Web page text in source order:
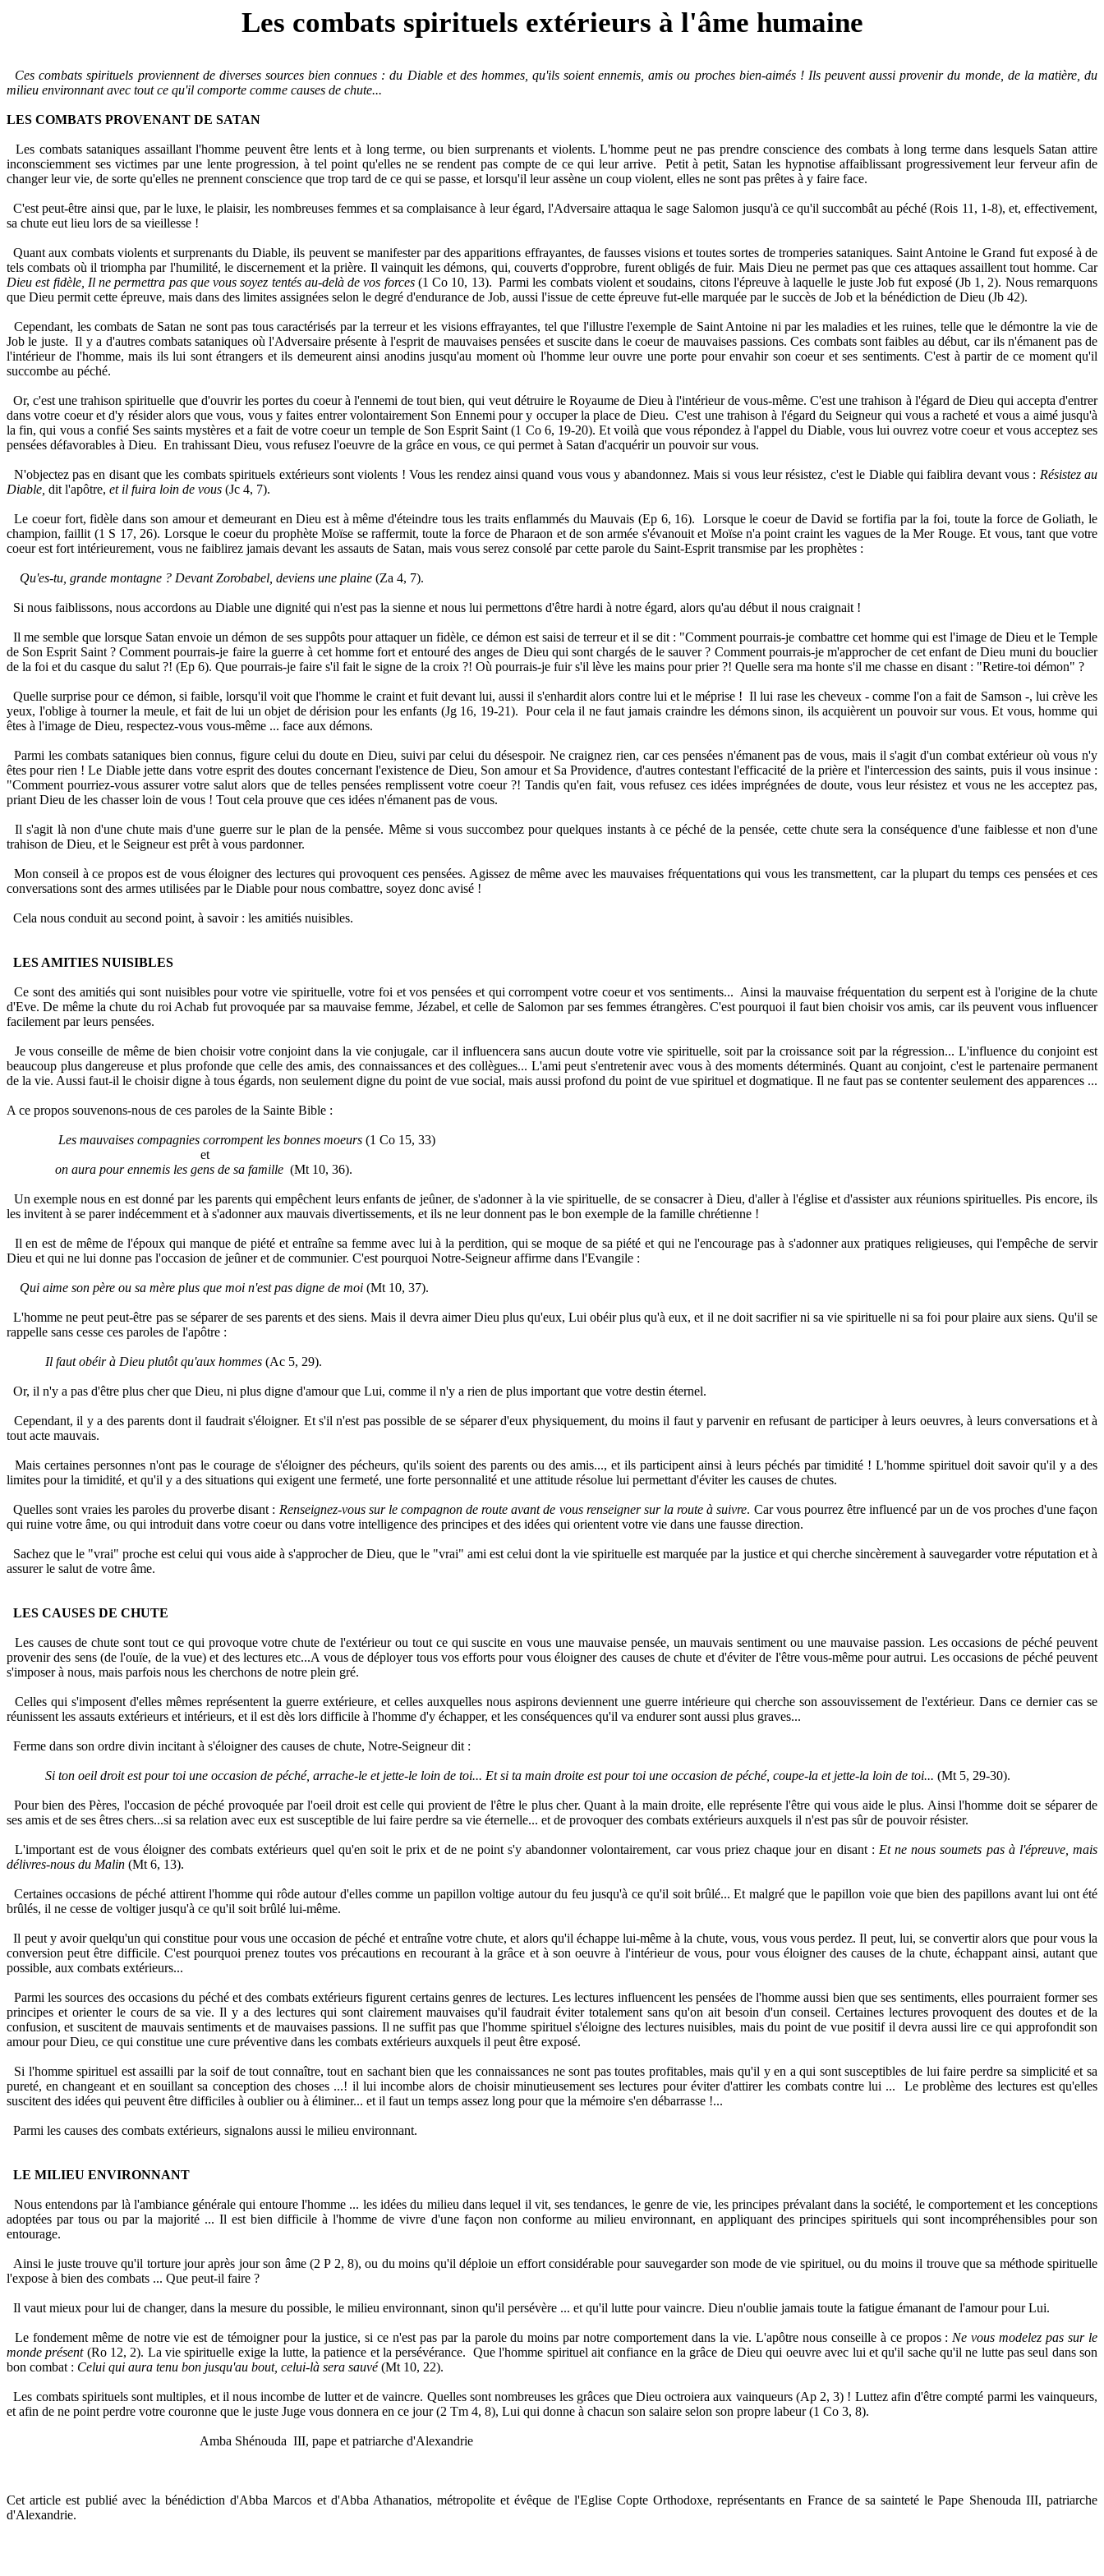
Les combats spirituels extérieurs à l'âme humaine
Ces combats spirituels proviennent de diverses sources bien connues : du Diable et des hommes, qu'ils soient ennemis, amis ou proches bien-aimés ! Ils peuvent aussi provenir du monde, de la matière, du
milieu environnant avec tout ce qu'il comporte comme causes de chute...
LES COMBATS PROVENANT DE SATAN
Les combats sataniques assaillant l'homme peuvent être lents et à long terme, ou bien surprenants et violents. L'homme peut ne pas prendre conscience des combats à long terme dans lesquels Satan attire
inconsciemment ses victimes par une lente progression, à tel point qu'elles ne se rendent pas compte de ce qui leur arrive.
Petit à petit, Satan les hypnotise affaiblissant progressivement leur ferveur afin de
changer leur vie, de sorte qu'elles ne prennent conscience que trop tard de ce qui se passe, et lorsqu'il leur assène un coup violent, elles ne sont pas prêtes à y faire face.
C'est peut-être ainsi que, par le luxe, le plaisir, les nombreuses femmes et sa complaisance à leur égard, l'Adversaire attaqua le sage Salomon jusqu'à ce qu'il succombât au péché (Rois 11, 1-8), et, effectivement,
sa chute eut lieu lors de sa vieillesse !
Quant aux combats violents et surprenants du Diable, ils peuvent se manifester par des apparitions effrayantes, de fausses visions et toutes sortes de tromperies sataniques. Saint Antoine le Grand fut exposé à de
tels combats où il triompha par l'humilité, le discernement et la prière. Il vainquit les démons, qui, couverts d'opprobre, furent obligés de fuir. Mais Dieu ne permet pas que ces attaques assaillent tout homme. Car
Dieu est fidèle, Il ne permettra pas que vous soyez tentés au-delà de vos forces(1 Co 10, 13). Parmi les combats violent et soudains, citons l'épreuve à laquelle le juste Job fut exposé (Jb 1, 2). Nous remarquons
que Dieu permit cette épreuve, mais dans des limites assignées selon le degré d'endurance de Job, aussi l'issue de cette épreuve fut-elle marquée par le succès de Job et la bénédiction de Dieu (Jb 42).
Cependant, les combats de Satan ne sont pas tous caractérisés par la terreur et les visions effrayantes, tel que l'illustre l'exemple de Saint Antoine ni par les maladies et les ruines, telle que le démontre la vie de
Job le juste. Il y a d'autres combats sataniques où l'Adversaire présente à l'esprit de mauvaises pensées et suscite dans le coeur de mauvaises passions. Ces combats sont faibles au début, car ils n'émanent pas de
l'intérieur de l'homme, mais ils lui sont étrangers et ils demeurent ainsi anodins jusqu'au moment où l'homme leur ouvre une porte pour envahir son coeur et ses sentiments. C'est à partir de ce moment qu'il
succombe au péché.
Or, c'est une trahison spirituelle que d'ouvrir les portes du coeur à l'ennemi de tout bien, qui veut détruire le Royaume de Dieu à l'intérieur de vous-même. C'est une trahison à l'égard de Dieu qui accepta d'entrer
dans votre coeur et d'y résider alors que vous, vous y faites entrer volontairement Son Ennemi pour y occuper la place de Dieu. C'est une trahison à l'égard du Seigneur qui vous a racheté et vous a aimé jusqu'à
la fin, qui vous a confié Ses saints mystères et a fait de votre coeur un temple de Son Esprit Saint (1 Co 6, 19-20). Et voilà que vous répondez à l'appel du Diable, vous lui ouvrez votre coeur et vous acceptez ses
pensées défavorables à Dieu. En trahissant Dieu, vous refusez l'oeuvre de la grâce en vous, ce qui permet à Satan d'acquérir un pouvoir sur vous.
N'objectez pas en disant que les combats spirituels extérieurs sont violents ! Vous les rendez ainsi quand vous vous y abandonnez. Mais si vous leur résistez, c'est le Diable qui faiblira devant vous : Résistez au
Diable, dit l'apôtre, et il fuira loin de vous (Jc 4, 7).
Le coeur fort, fidèle dans son amour et demeurant en Dieu est à même d'éteindre tous les traits enflammés du Mauvais (Ep 6, 16).
Lorsque le coeur de David se fortifia par la foi, toute la force de Goliath, le
champion, faillit (1 S 17, 26). Lorsque le coeur du prophète Moïse se raffermit, toute la force de Pharaon et de son armée s'évanouit et Moïse n'a point craint les vagues de la Mer Rouge. Et vous, tant que votre
coeur est fort intérieurement, vous ne faiblirez jamais devant les assauts de Satan, mais vous serez consolé par cette parole du Saint-Esprit transmise par les prophètes :
Qu'es-tu, grande montagne ? Devant Zorobabel, deviens une plaine (Za 4, 7).
Si nous faiblissons, nous accordons au Diable une dignité qui n'est pas la sienne et nous lui permettons d'être hardi à notre égard, alors qu'au début il nous craignait !
Il me semble que lorsque Satan envoie un démon de ses suppôts pour attaquer un fidèle, ce démon est saisi de terreur et il se dit : "Comment pourrais-je combattre cet homme qui est l'image de Dieu et le Temple
de Son Esprit Saint ? Comment pourrais-je faire la guerre à cet homme fort et entouré des anges de Dieu qui sont chargés de le sauver ? Comment pourrais-je m'approcher de cet enfant de Dieu muni du bouclier
de la foi et du casque du salut ?! (Ep 6). Que pourrais-je faire s'il fait le signe de la croix ?! Où pourrais-je fuir s'il lève les mains pour prier ?! Quelle sera ma honte s'il me chasse en disant : "Retire-toi démon" ?
Quelle surprise pour ce démon, si faible, lorsqu'il voit que l'homme le craint et fuit devant lui, aussi il s'enhardit alors contre lui et le méprise ! Il lui rase les cheveux - comme l'on a fait de Samson -, lui crève les
yeux, l'oblige à tourner la meule, et fait de lui un objet de dérision pour les enfants (Jg 16, 19-21). Pour cela il ne faut jamais craindre les démons sinon, ils acquièrent un pouvoir sur vous. Et vous, homme qui
êtes à l'image de Dieu, respectez-vous vous-même ... face aux démons.
Parmi les combats sataniques bien connus, figure celui du doute en Dieu, suivi par celui du désespoir. Ne craignez rien, car ces pensées n'émanent pas de vous, mais il s'agit d'un combat extérieur où vous n'y
êtes pour rien ! Le Diable jette dans votre esprit des doutes concernant l'existence de Dieu, Son amour et Sa Providence, d'autres contestant l'efficacité de la prière et l'intercession des saints, puis il vous insinue :
"Comment pourriez-vous assurer votre salut alors que de telles pensées remplissent votre coeur ?! Tandis qu'en fait, vous refusez ces idées imprégnées de doute, vous leur résistez et vous ne les acceptez pas,
priant Dieu de les chasser loin de vous ! Tout cela prouve que ces idées n'émanent pas de vous.
Il s'agit là non d'une chute mais d'une guerre sur le plan de la pensée. Même si vous succombez pour quelques instants à ce péché de la pensée, cette chute sera la conséquence d'une faiblesse et non d'une
trahison de Dieu, et le Seigneur est prêt à vous pardonner.
Mon conseil à ce propos est de vous éloigner des lectures qui provoquent ces pensées. Agissez de même avec les mauvaises fréquentations qui vous les transmettent, car la plupart du temps ces pensées et ces
conversations sont des armes utilisées par le Diable pour nous combattre, soyez donc avisé !
Cela nous conduit au second point, à savoir : les amitiés nuisibles.
LES AMITIES NUISIBLES
Ce sont des amitiés qui sont nuisibles pour votre vie spirituelle, votre foi et vos pensées et qui corrompent votre coeur et vos sentiments... Ainsi la mauvaise fréquentation du serpent est à l'origine de la chute
d'Eve. De même la chute du roi Achab fut provoquée par sa mauvaise femme, Jézabel, et celle de Salomon par ses femmes étrangères. C'est pourquoi il faut bien choisir vos amis, car ils peuvent vous influencer
facilement par leurs pensées.
Je vous conseille de même de bien choisir votre conjoint dans la vie conjugale, car il influencera sans aucun doute votre vie spirituelle, soit par la croissance soit par la régression... L'influence du conjoint est
beaucoup plus dangereuse et plus profonde que celle des amis, des connaissances et des collègues... L'ami peut s'entretenir avec vous à des moments déterminés. Quant au conjoint, c'est le partenaire permanent
de la vie. Aussi faut-il le choisir digne à tous égards, non seulement digne du point de vue social, mais aussi profond du point de vue spirituel et dogmatique. Il ne faut pas se contenter seulement des apparences ...
A ce propos souvenons-nous de ces paroles de la Sainte Bible :
Les mauvaises compagnies corrompent les bonnes moeurs (1 Co 15, 33)
et
on aura pour ennemis les gens de sa famille (Mt 10, 36).
Un exemple nous en est donné par les parents qui empêchent leurs enfants de jeûner, de s'adonner à la vie spirituelle, de se consacrer à Dieu, d'aller à l'église et d'assister aux réunions spirituelles. Pis encore, ils
les invitent à se parer indécemment et à s'adonner aux mauvais divertissements, et ils ne leur donnent pas le bon exemple de la famille chrétienne !
Il en est de même de l'époux qui manque de piété et entraîne sa femme avec lui à la perdition, qui se moque de sa piété et qui ne l'encourage pas à s'adonner aux pratiques religieuses, qui l'empêche de servir
Dieu et qui ne lui donne pas l'occasion de jeûner et de communier. C'est pourquoi Notre-Seigneur affirme dans l'Evangile :
Qui aime son père ou sa mère plus que moi n'est pas digne de moi (Mt 10, 37).
L'homme ne peut peut-être pas se séparer de ses parents et des siens. Mais il devra aimer Dieu plus qu'eux, Lui obéir plus qu'à eux, et il ne doit sacrifier ni sa vie spirituelle ni sa foi pour plaire aux siens. Qu'il se
rappelle sans cesse ces paroles de l'apôtre :
Il faut obéir à Dieu plutôt qu'aux hommes (Ac 5, 29).
Or, il n'y a pas d'être plus cher que Dieu, ni plus digne d'amour que Lui, comme il n'y a rien de plus important que votre destin éternel.
Cependant, il y a des parents dont il faudrait s'éloigner. Et s'il n'est pas possible de se séparer d'eux physiquement, du moins il faut y parvenir en refusant de participer à leurs oeuvres, à leurs conversations et à
tout acte mauvais.
Mais certaines personnes n'ont pas le courage de s'éloigner des pécheurs, qu'ils soient des parents ou des amis..., et ils participent ainsi à leurs péchés par timidité ! L'homme spirituel doit savoir qu'il y a des
limites pour la timidité, et qu'il y a des situations qui exigent une fermeté, une forte personnalité et une attitude résolue lui permettant d'éviter les causes de chutes.
Quelles sont vraies les paroles du proverbe disant : Renseignez-vous sur le compagnon de route avant de vous renseigner sur la route à suivre. Car vous pourrez être influencé par un de vos proches d'une façon
qui ruine votre âme, ou qui introduit dans votre coeur ou dans votre intelligence des principes et des idées qui orientent votre vie dans une fausse direction.
Sachez que le "vrai" proche est celui qui vous aide à s'approcher de Dieu, que le "vrai" ami est celui dont la vie spirituelle est marquée par la justice et qui cherche sincèrement à sauvegarder votre réputation et à
assurer le salut de votre âme.
LES CAUSES DE CHUTE
Les causes de chute sont tout ce qui provoque votre chute de l'extérieur ou tout ce qui suscite en vous une mauvaise pensée, un mauvais sentiment ou une mauvaise passion. Les occasions de péché peuvent
provenir des sens (de l'ouïe, de la vue) et des lectures etc...A vous de déployer tous vos efforts pour vous éloigner des causes de chute et d'éviter de l'être vous-même pour autrui. Les occasions de péché peuvent
s'imposer à nous, mais parfois nous les cherchons de notre plein gré.
Celles qui s'imposent d'elles mêmes représentent la guerre extérieure, et celles auxquelles nous aspirons deviennent une guerre intérieure qui cherche son assouvissement de l'extérieur. Dans ce dernier cas se
réunissent les assauts extérieurs et intérieurs, et il est dès lors difficile à l'homme d'y échapper, et les conséquences qu'il va endurer sont aussi plus graves...
Ferme dans son ordre divin incitant à s'éloigner des causes de chute, Notre-Seigneur dit :
Si ton oeil droit est pour toi une occasion de péché, arrache-le et jette-le loin de toi... Et si ta main droite est pour toi une occasion de péché, coupe-la et jette-la loin de toi... (Mt 5, 29-30).
Pour bien des Pères, l'occasion de péché provoquée par l'oeil droit est celle qui provient de l'être le plus cher. Quant à la main droite, elle représente l'être qui vous aide le plus. Ainsi l'homme doit se séparer de
ses amis et de ses êtres chers...si sa relation avec eux est susceptible de lui faire perdre sa vie éternelle... et de provoquer des combats extérieurs auxquels il n'est pas sûr de pouvoir résister.
L'important est de vous éloigner des combats extérieurs quel qu'en soit le prix et de ne point s'y abandonner volontairement, car vous priez chaque jour en disant : Et ne nous soumets pas à l'épreuve, mais
délivres-nous du Malin (Mt 6, 13).
Certaines occasions de péché attirent l'homme qui rôde autour d'elles comme un papillon voltige autour du feu jusqu'à ce qu'il soit brûlé... Et malgré que le papillon voie que bien des papillons avant lui ont été
brûlés, il ne cesse de voltiger jusqu'à ce qu'il soit brûlé lui-même.
Il peut y avoir quelqu'un qui constitue pour vous une occasion de péché et entraîne votre chute, et alors qu'il échappe lui-même à la chute, vous, vous vous perdez. Il peut, lui, se convertir alors que pour vous la
conversion peut être difficile. C'est pourquoi prenez toutes vos précautions en recourant à la grâce et à son oeuvre à l'intérieur de vous, pour vous éloigner des causes de la chute, échappant ainsi, autant que
possible, aux combats extérieurs...
Parmi les sources des occasions du péché et des combats extérieurs figurent certains genres de lectures. Les lectures influencent les pensées de l'homme aussi bien que ses sentiments, elles pourraient former ses
principes et orienter le cours de sa vie. Il y a des lectures qui sont clairement mauvaises qu'il faudrait éviter totalement sans qu'on ait besoin d'un conseil. Certaines lectures provoquent des doutes et de la
confusion, et suscitent de mauvais sentiments et de mauvaises passions. Il ne suffit pas que l'homme spirituel s'éloigne des lectures nuisibles, mais du point de vue positif il devra aussi lire ce qui approfondit son
amour pour Dieu, ce qui constitue une cure préventive dans les combats extérieurs auxquels il peut être exposé.
Si l'homme spirituel est assailli par la soif de tout connaître, tout en sachant bien que les connaissances ne sont pas toutes profitables, mais qu'il y en a qui sont susceptibles de lui faire perdre sa simplicité et sa
pureté, en changeant et en souillant sa conception des choses ...! il lui incombe alors de choisir minutieusement ses lectures pour éviter d'attirer les combats contre lui ...
Le problème des lectures est qu'elles
suscitent des idées qui peuvent être difficiles à oublier ou à éliminer... et il faut un temps assez long pour que la mémoire s'en débarrasse !...
Parmi les causes des combats extérieurs, signalons aussi le milieu environnant.
LE MILIEU ENVIRONNANT
Nous entendons par là l'ambiance générale qui entoure l'homme ... les idées du milieu dans lequel il vit, ses tendances, le genre de vie, les principes prévalant dans la société, le comportement et les conceptions
adoptées par tous ou par la majorité ... Il est bien difficile à l'homme de vivre d'une façon non conforme au milieu environnant, en appliquant des principes spirituels qui sont incompréhensibles pour son
entourage.
Ainsi le juste trouve qu'il torture jour après jour son âme (2 P 2, 8), ou du moins qu'il déploie un effort considérable pour sauvegarder son mode de vie spirituel, ou du moins il trouve que sa méthode spirituelle
l'expose à bien des combats ... Que peut-il faire ?
Il vaut mieux pour lui de changer, dans la mesure du possible, le milieu environnant, sinon qu'il persévère ... et qu'il lutte pour vaincre. Dieu n'oublie jamais toute la fatigue émanant de l'amour pour Lui.
Le fondement même de notre vie est de témoigner pour la justice, si ce n'est pas par la parole du moins par notre comportement dans la vie. L'apôtre nous conseille à ce propos : Ne vous modelez pas sur le
monde présent(Ro 12, 2). La vie spirituelle exige la lutte, la patience et la persévérance. Que l'homme spirituel ait confiance en la grâce de Dieu qui oeuvre avec lui et qu'il sache qu'il ne lutte pas seul dans son
bon combat : Celui qui aura tenu bon jusqu'au bout, celui-là sera sauvé(Mt 10, 22).
Les combats spirituels sont multiples, et il nous incombe de lutter et de vaincre. Quelles sont nombreuses les grâces que Dieu octroiera aux vainqueurs (Ap 2, 3) ! Luttez afin d'être compté parmi les vainqueurs,
et afin de ne point perdre votre couronne que le juste Juge vous donnera en ce jour (2 Tm 4, 8), Lui qui donne à chacun son salaire selon son propre labeur (1 Co 3, 8).
Amba Shénouda III, pape et patriarche d'Alexandrie
Cet article est publié avec la bénédiction d'Abba Marcos et d'Abba Athanatios, métropolite et évêque de l'Eglise Copte Orthodoxe, représentants en France de sa sainteté le Pape Shenouda III, patriarche
d'Alexandrie.